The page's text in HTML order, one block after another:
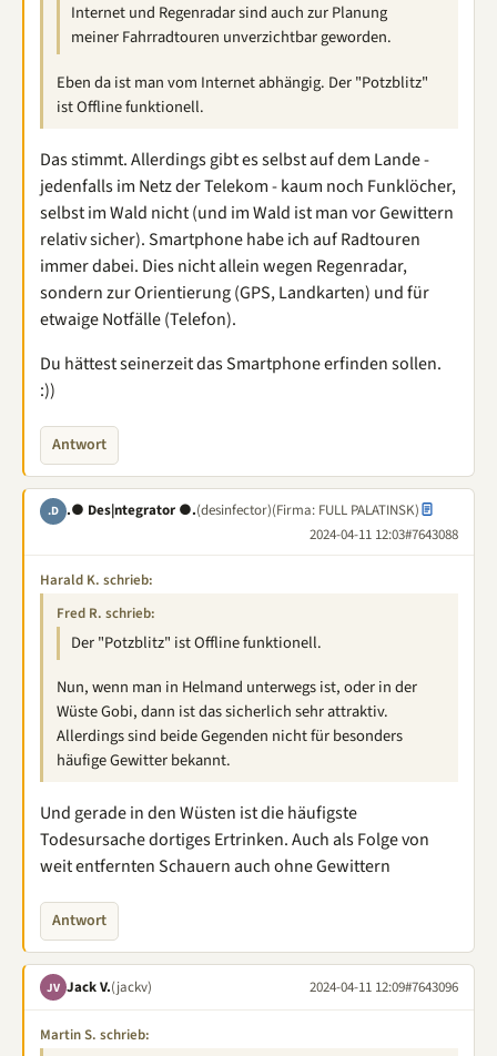
Internet und Regenradar sind auch zur Planung
meiner Fahrradtouren unverzichtbar geworden.
Eben da ist man vom Internet abhängig. Der "Potzblitz"
ist Offline funktionell.
Das stimmt. Allerdings gibt es selbst auf dem Lande -
jedenfalls im Netz der Telekom - kaum noch Funklöcher,
selbst im Wald nicht (und im Wald ist man vor Gewittern
relativ sicher). Smartphone habe ich auf Radtouren
immer dabei. Dies nicht allein wegen Regenradar,
sondern zur Orientierung (GPS, Landkarten) und für
etwaige Notfälle (Telefon).
Du hättest seinerzeit das Smartphone erfinden sollen.
:))
Antwort
.D .● Des|ntegrator ●.(desinfector)(Firma: FULL PALATINSK)
2024-04-11 12:03#7643088
Harald K. schrieb:
Fred R. schrieb:
Der "Potzblitz" ist Offline funktionell.
Nun, wenn man in Helmand unterwegs ist, oder in der
Wüste Gobi, dann ist das sicherlich sehr attraktiv.
Allerdings sind beide Gegenden nicht für besonders
häufige Gewitter bekannt.
Und gerade in den Wüsten ist die häufigste
Todesursache dortiges Ertrinken. Auch als Folge von
weit entfernten Schauern auch ohne Gewittern
Antwort
JV Jack V.(jackv) 2024-04-11 12:09#7643096
Martin S. schrieb: